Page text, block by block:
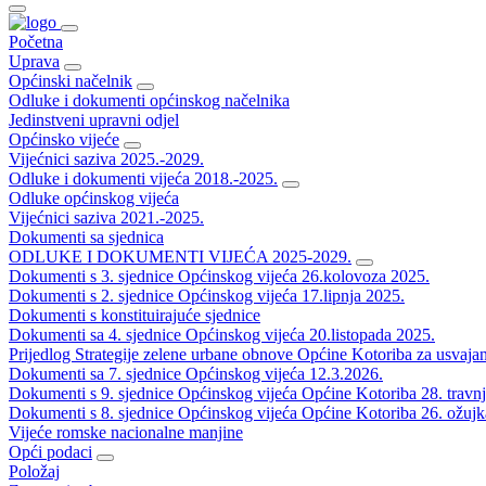
Početna
Uprava
Općinski načelnik
Odluke i dokumenti općinskog načelnika
Jedinstveni upravni odjel
Općinsko vijeće
Vijećnici saziva 2025.-2029.
Odluke i dokumenti vijeća 2018.-2025.
Odluke općinskog vijeća
Vijećnici saziva 2021.-2025.
Dokumenti sa sjednica
ODLUKE I DOKUMENTI VIJEĆA 2025-2029.
Dokumenti s 3. sjednice Općinskog vijeća 26.kolovoza 2025.
Dokumenti s 2. sjednice Općinskog vijeća 17.lipnja 2025.
Dokumenti s konstituirajuće sjednice
Dokumenti sa 4. sjednice Općinskog vijeća 20.listopada 2025.
Prijedlog Strategije zelene urbane obnove Općine Kotoriba za
Dokumenti sa 7. sjednice Općinskog vijeća 12.3.2026.
Dokumenti s 9. sjednice Općinskog vijeća Općine Kotoriba 28.
Dokumenti s 8. sjednice Općinskog vijeća Općine Kotoriba 26.
Vijeće romske nacionalne manjine
Opći podaci
Položaj